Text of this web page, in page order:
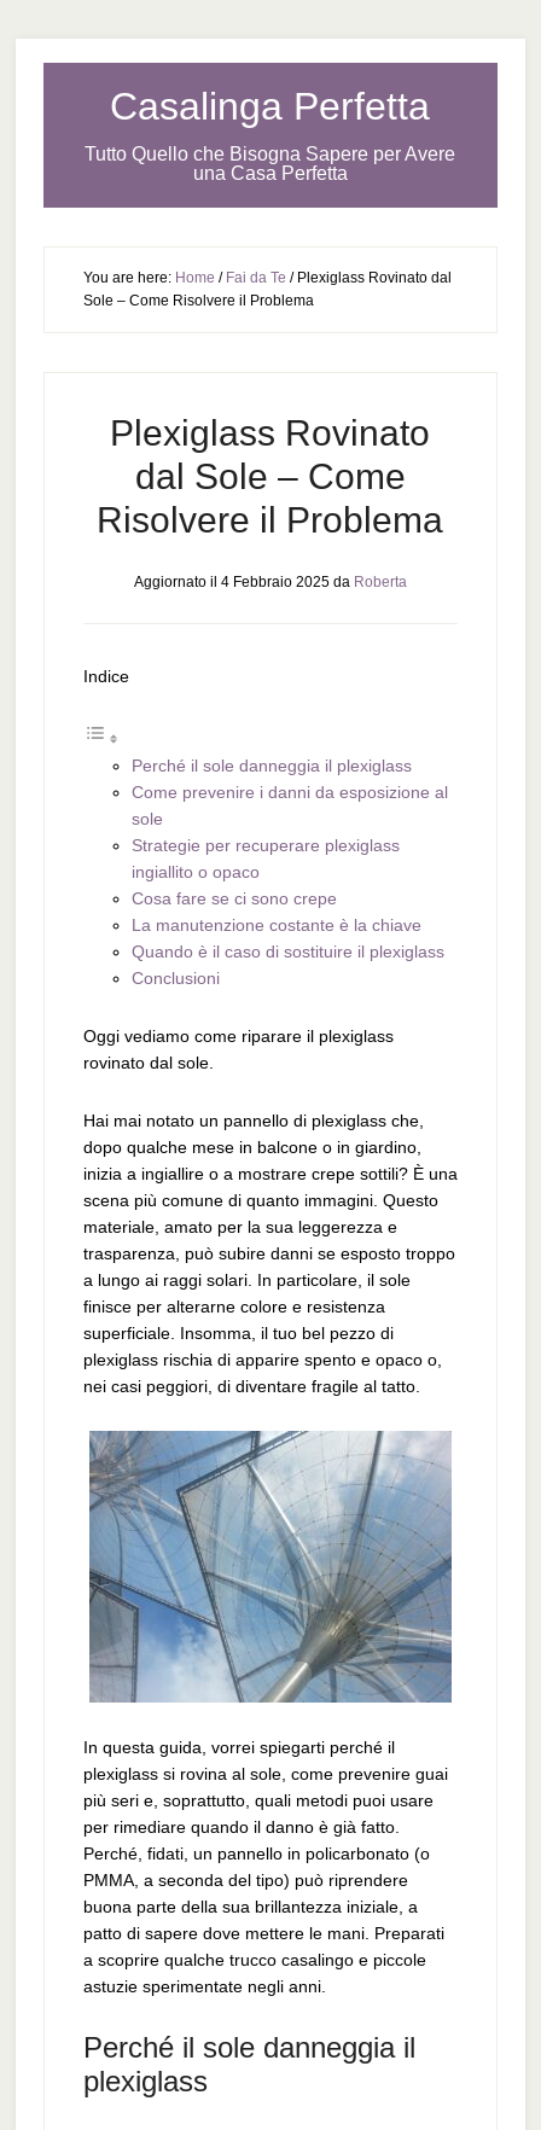
Casalinga Perfetta
Tutto Quello che Bisogna Sapere per Avere
una Casa Perfetta
You are here: Home / Fai da Te /Plexiglass Rovinato dal
Sole – Come Risolvere il Problema
Plexiglass Rovinato
dal Sole – Come
Risolvere il Problema
Aggiornato il 4 Febbraio 2025da Roberta
Indice
Perché il sole danneggia il plexiglass
Come prevenire i danni da esposizione al
sole
Strategie per recuperare plexiglass
ingiallito o opaco
Cosa fare se ci sono crepe
La manutenzione costante è la chiave
Quando è il caso di sostituire il plexiglass
Conclusioni
Oggi vediamo come riparare il plexiglass
rovinato dal sole.
Hai mai notato un pannello di plexiglass che,
dopo qualche mese in balcone o in giardino,
inizia a ingiallire o a mostrare crepe sottili? È una
scena più comune di quanto immagini. Questo
materiale, amato per la sua leggerezza e
trasparenza, può subire danni se esposto troppo
a lungo ai raggi solari. In particolare, il sole
finisce per alterarne colore e resistenza
superficiale. Insomma, il tuo bel pezzo di
plexiglass rischia di apparire spento e opaco o,
nei casi peggiori, di diventare fragile al tatto.
In questa guida, vorrei spiegarti perché il
plexiglass si rovina al sole, come prevenire guai
più seri e, soprattutto, quali metodi puoi usare
per rimediare quando il danno è già fatto.
Perché, fidati, un pannello in policarbonato (o
PMMA, a seconda del tipo) può riprendere
buona parte della sua brillantezza iniziale, a
patto di sapere dove mettere le mani. Preparati
a scoprire qualche trucco casalingo e piccole
astuzie sperimentate negli anni.
Perché il sole danneggia il
plexiglass